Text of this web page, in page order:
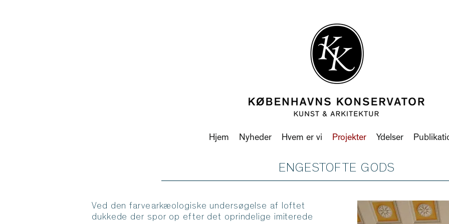
Hjem Nyheder Hvem er vi Projekter Ydelser
ENGESTOFTE GODS
Ved den farvearkæologiske undersøgelse af loftet
dukkede der spor op efter det oprindelige imiterede